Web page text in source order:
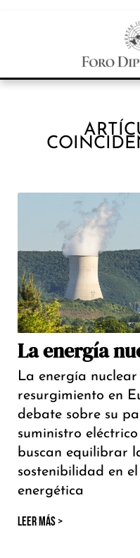
La energía
La energía
resurgimiento en
debate sobre su
suministro
buscan equilibrar
sostenibilidad en
energética
LEER MÁS >